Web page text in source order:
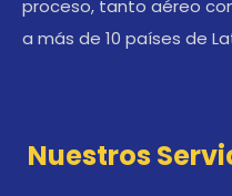
proceso, tanto aéreo
a más de 10 países de
Nuestros